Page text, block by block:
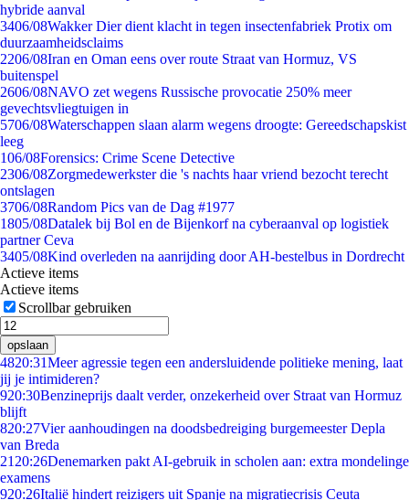
hybride aanval
3406/08Wakker Dier dient klacht in tegen insectenfabriek Protix om
duurzaamheidsclaims
2206/08Iran en Oman eens over route Straat van Hormuz, VS
buitenspel
2606/08NAVO zet wegens Russische provocatie 250% meer
gevechtsvliegtuigen in
5706/08Waterschappen slaan alarm wegens droogte: Gereedschapskist
leeg
106/08Forensics: Crime Scene Detective
2306/08Zorgmedewerkster die 's nachts haar vriend bezocht terecht
ontslagen
3706/08Random Pics van de Dag #1977
1805/08Datalek bij Bol en de Bijenkorf na cyberaanval op logistiek
partner Ceva
3405/08Kind overleden na aanrijding door AH-bestelbus in Dordrecht
Actieve items
Actieve items
Scrollbar gebruiken
opslaan
4820:31Meer agressie tegen een andersluidende politieke mening, laat
jij je intimideren?
920:30Benzineprijs daalt verder, onzekerheid over Straat van Hormuz
blijft
820:27Vier aanhoudingen na doodsbedreiging burgemeester Depla
van Breda
21 20:26Denemarken pakt AI-gebruik in scholen aan: extra mondelinge
examens
920:26Italië hindert reizigers uit Spanje na migratiecrisis Ceuta